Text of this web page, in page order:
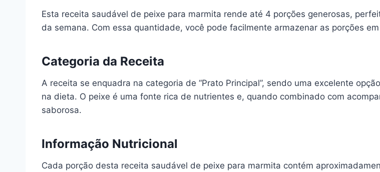
Esta receita saudável de peixe para marmita rende até 4 porções generosas,
da semana. Com essa quantidade, você pode facilmente armazenar as porções
Categoria da Receita
A receita se enquadra na categoria de “Prato Principal”, sendo uma excelente
na dieta. O peixe é uma fonte rica de nutrientes e, quando combinado com
saborosa.
Informação Nutricional
Cada porção desta receita saudável de peixe para marmita contém